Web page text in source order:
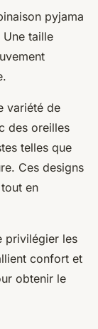
pyjama
taille
variété de
des oreilles
telles que
Ces designs
en
privilégier les
confort et
obtenir le